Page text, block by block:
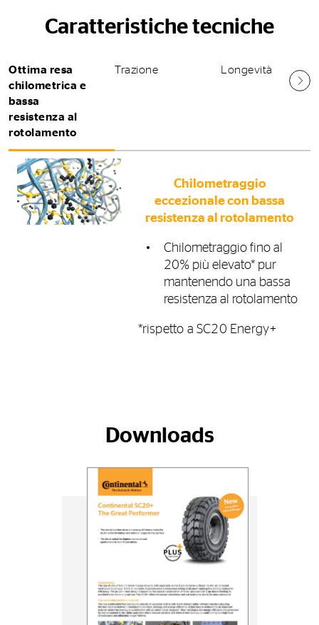
Caratteristiche tecniche
Ottima resa
chilometrica e
bassa
resistenza al
rotolamento
Trazione Longevità
Chilometraggio
eccezionale con bassa
resistenza al rotolamento
Chilometraggio fino al
20% più elevato* pur
mantenendo una bassa
resistenza al rotolamento
*rispetto a SC20 Energy+
Downloads